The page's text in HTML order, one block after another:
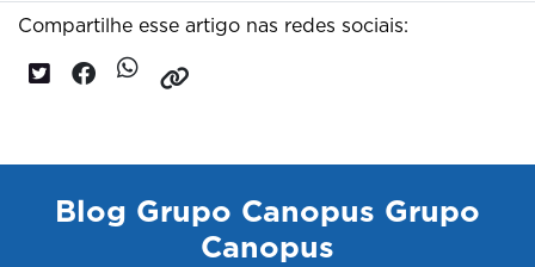
Compartilhe esse artigo nas redes sociais:
Blog Grupo Canopus Grupo
Canopus